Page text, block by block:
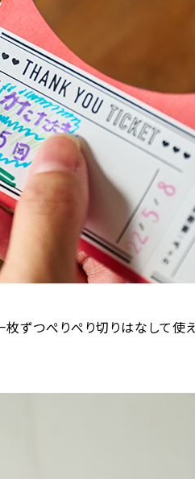
枚ずつぺりぺり切りはなして使